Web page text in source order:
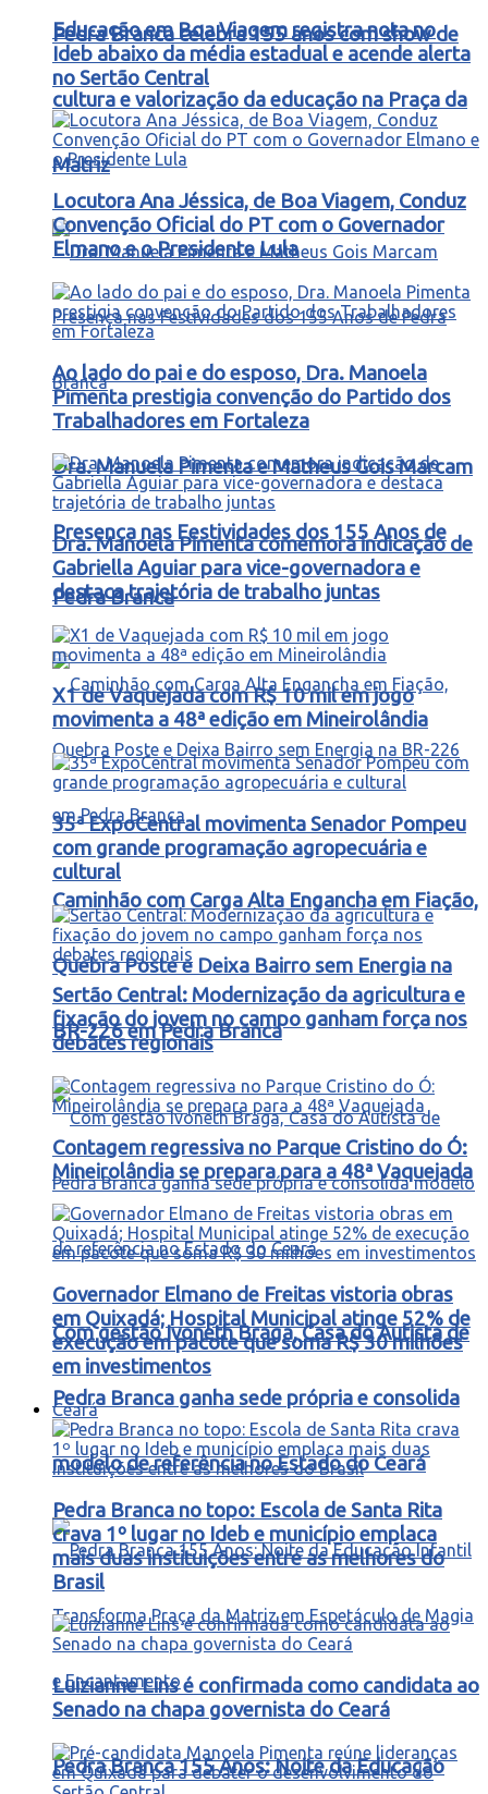
Pedra Branca celebra 155 anos com show de
cultura e valorização da educação na Praça da
Matriz
Dra. Manuela Pimenta e Matheus Gois Marcam
Presença nas Festividades dos 155 Anos de
Pedra Branca
Caminhão com Carga Alta Engancha em Fiação,
Quebra Poste e Deixa Bairro sem Energia na
BR-226 em Pedra Branca
Com gestão Ivoneth Braga, Casa do Autista de
Pedra Branca ganha sede própria e consolida
modelo de referência no Estado do Ceará
Pedra Branca 155 Anos: Noite da Educação
Educação em Boa Viagem registra nota no
Ideb abaixo da média estadual e acende alerta
no Sertão Central
Locutora Ana Jéssica, de Boa Viagem, Conduz
Convenção Oficial do PT com o Governador
Elmano e o Presidente Lula
Ao lado do pai e do esposo, Dra. Manoela
Pimenta prestigia convenção do Partido dos
Trabalhadores em Fortaleza
Dra. Manoela Pimenta comemora indicação de
Gabriella Aguiar para vice-governadora e
destaca trajetória de trabalho juntas
X1 de Vaquejada com R$ 10 mil em jogo
movimenta a 48ª edição em Mineirolândia
35ª ExpoCentral movimenta Senador Pompeu
com grande programação agropecuária e
cultural
Sertão Central: Modernização da agricultura e
fixação do jovem no campo ganham força nos
debates regionais
Contagem regressiva no Parque Cristino do Ó:
Mineirolândia se prepara para a 48ª Vaquejada
Governador Elmano de Freitas vistoria obras
em Quixadá; Hospital Municipal atinge 52% de
execução em pacote que soma R$ 30 milhões
em investimentos
Ceará
Pedra Branca no topo: Escola de Santa Rita
crava 1º lugar no Ideb e município emplaca
mais duas instituições entre as melhores do
Brasil
Luizianne Lins é confirmada como candidata ao
Senado na chapa governista do Ceará